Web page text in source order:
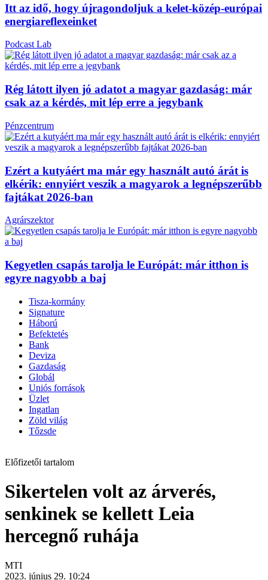
Itt az idő, hogy újragondoljuk a kelet-közép-európai
energiareflexeinket
Podcast Lab
Rég látott ilyen jó adatot a magyar gazdaság: már
csak az a kérdés, mit lép erre a jegybank
Pénzcentrum
Ezért a kutyáért ma már egy használt autó árát is
elkérik: ennyiért veszik a magyarok a legnépszerűbb
fajtákat 2026-ban
Agrárszektor
Kegyetlen csapás tarolja le Európát: már itthon is
egyre nagyobb a baj
Tisza-kormány
Signature
Háború
Befektetés
Bank
Deviza
Gazdaság
Globál
Uniós források
Üzlet
Ingatlan
Zöld világ
Tőzsde
Előfizetői tartalom
Sikertelen volt az árverés,
senkinek se kellett Leia
hercegnő ruhája
MTI
2023. június 29. 10:24